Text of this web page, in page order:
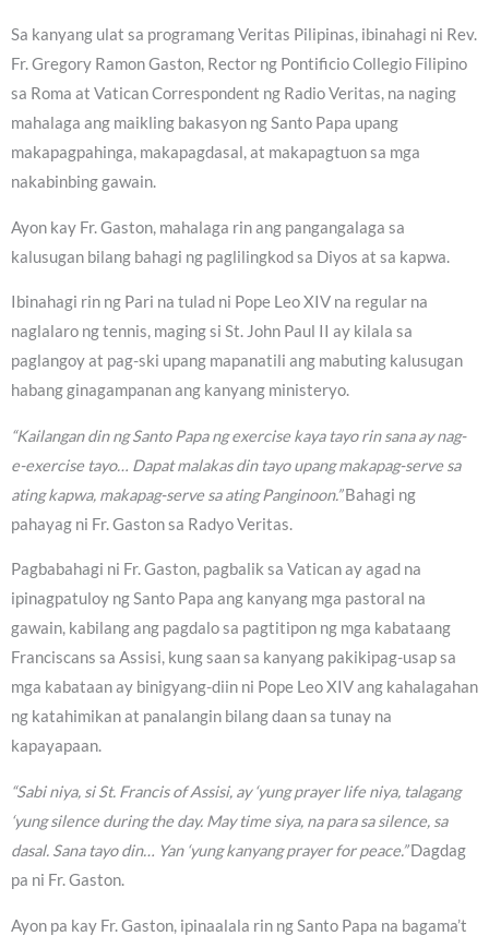
Sa kanyang ulat sa programang Veritas Pilipinas, ibinahagi ni Rev.
Fr. Gregory Ramon Gaston, Rector ng Pontificio Collegio Filipino
sa Roma at Vatican Correspondent ng Radio Veritas, na naging
mahalaga ang maikling bakasyon ng Santo Papa upang
makapagpahinga, makapagdasal, at makapagtuon sa mga
nakabinbing gawain.
Ayon kay Fr. Gaston, mahalaga rin ang pangangalaga sa
kalusugan bilang bahagi ng paglilingkod sa Diyos at sa kapwa.
Ibinahagi rin ng Pari na tulad ni Pope Leo XIV na regular na
naglalaro ng tennis, maging si St. John Paul II ay kilala sa
paglangoy at pag-ski upang mapanatili ang mabuting kalusugan
habang ginagampanan ang kanyang ministeryo.
“Kailangan din ng Santo Papa ng exercise kaya tayo rin sana ay nag-
e-exercise tayo… Dapat malakas din tayo upang makapag-serve sa
ating kapwa, makapag-serve sa ating Panginoon.”Bahagi ng
pahayag ni Fr. Gaston sa Radyo Veritas.
Pagbabahagi ni Fr. Gaston, pagbalik sa Vatican ay agad na
ipinagpatuloy ng Santo Papa ang kanyang mga pastoral na
gawain, kabilang ang pagdalo sa pagtitipon ng mga kabataang
Franciscans sa Assisi, kung saan sa kanyang pakikipag-usap sa
mga kabataan ay binigyang-diin ni Pope Leo XIV ang kahalagahan
ng katahimikan at panalangin bilang daan sa tunay na
kapayapaan.
“Sabi niya, si St. Francis of Assisi, ay ‘yung prayer life niya, talagang
‘yung silence during the day. May time siya, na para sa silence, sa
dasal. Sana tayo din… Yan ‘yung kanyang prayer for peace.”Dagdag
pa ni Fr. Gaston.
Ayon pa kay Fr. Gaston, ipinaalala rin ng Santo Papa na bagama’t